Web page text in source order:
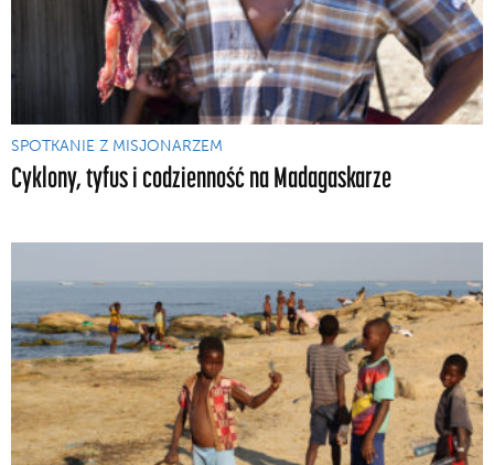
SPOTKANIE Z MISJONARZEM
Cyklony, tyfus i codzienność na Madagaskarze